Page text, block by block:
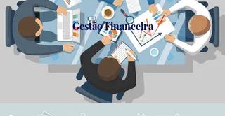
Gestão Financeira